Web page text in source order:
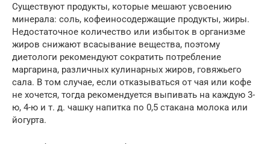
Существуют продукты, которые мешают усвоению
минерала: соль, кофеиносодержащие продукты, жиры.
Недостаточное количество или избыток в организме
жиров снижают всасывание вещества, поэтому
диетологи рекомендуют сократить потребление
маргарина, различных кулинарных жиров, говяжьего
сала. В том случае, если отказываться от чая или кофе
не хочется, тогда рекомендуется выпивать на каждую 3-
ю, 4-ю и т. д. чашку напитка по 0,5 стакана молока или
йогурта.